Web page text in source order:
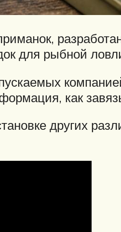
для рыбной
как
других